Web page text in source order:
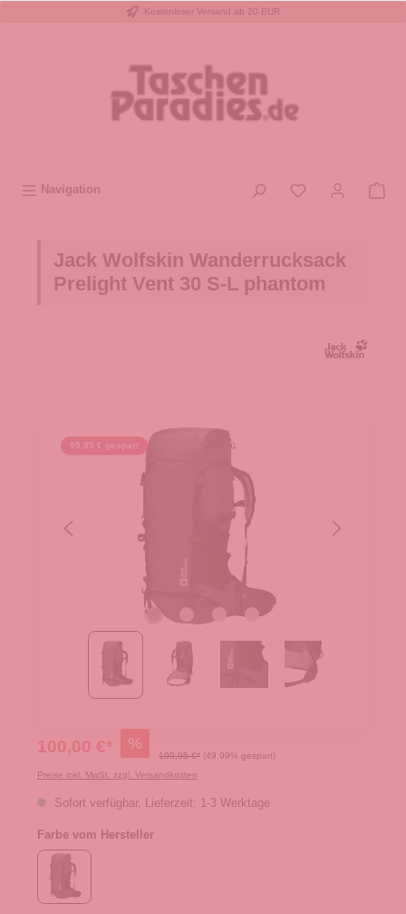
Kostenloser Versand ab 20 EUR
Navigation
Jack Wolfskin Wanderrucksack
Prelight Vent 30 S-L phantom
99,95 € gespart
100,00 €* %
199,95 €* (49.99% gespart)
Preise inkl. MwSt. zzgl. Versandkosten
Sofort verfügbar, Lieferzeit: 1-3 Werktage
Farbe vom Hersteller